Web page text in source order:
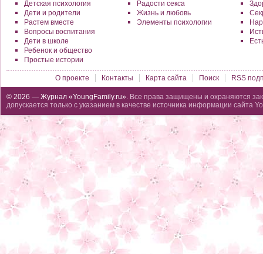
Детская психология
Дети и родители
Растем вместе
Вопросы воспитания
Дети в школе
Ребенок и общество
Простые истории
Радости секса
Жизнь и любовь
Элементы психологии
О проекте Контакты Карта сайта Поиск RSS
© 2026 — Журнал «YoungFamily.ru». Все права защищены и охраняются
допускается только с указанием в качестве источника информации сайта